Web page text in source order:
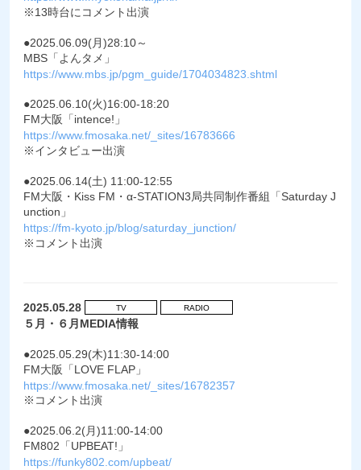
※13時台にコメント出演
●2025.06.09(月)28:10～
MBS「よんタメ」
https://www.mbs.jp/pgm_guide/1704034823.shtml
●2025.06.10(火)16:00-18:20
FM大阪「intence!」
https://www.fmosaka.net/_sites/16783666
※インタビュー出演
●2025.06.14(土) 11:00-12:55
FM大阪・Kiss FM・α-STATION3局共同制作番組「Saturday J
unction」
https://fm-kyoto.jp/blog/saturday_junction/
※コメント出演
2025.05.28 TV RADIO
５月・６月MEDIA情報
●2025.05.29(木)11:30-14:00
FM大阪「LOVE FLAP」
https://www.fmosaka.net/_sites/16782357
※コメント出演
●2025.06.2(月)11:00-14:00
FM802「UPBEAT!」
https://funky802.com/upbeat/